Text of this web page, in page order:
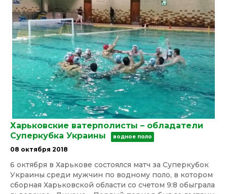
Харьковские ватерполисты – обладатели
Суперкубка Украины
водное поло
08 октября 2018
6 октября в Харькове состоялся матч за Суперкубок
Украины среди мужчин по водному поло, в котором
сборная Харьковской области со счетом 9:8 обыграла